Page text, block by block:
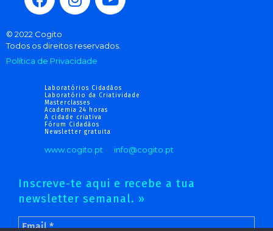
© 2022 Cogito
Todos os direitos reservados.
Política de Privacidade
Laboratórios Cidadãos
Laboratório da Criatividade
Masterclasses
Academia 24 horas
A cidade criativa
Fórum Cidadãos
Newsletter gratuita
www.cogito.pt info@cogito.pt
Inscreve-te aqui e recebe a tua
newsletter semanal. »